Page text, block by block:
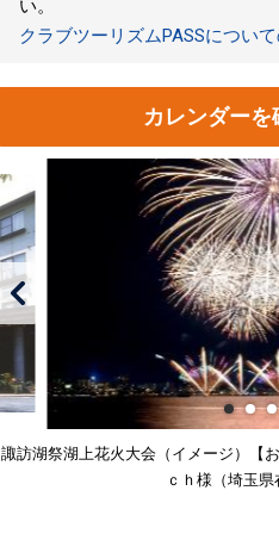
い。
クラブツーリズムPASSについ
カレンダーを
諏訪湖祭湖上花火大会（イメージ）【
ｃｈ様（埼玉県